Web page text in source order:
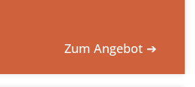
Zum Angebot ➔